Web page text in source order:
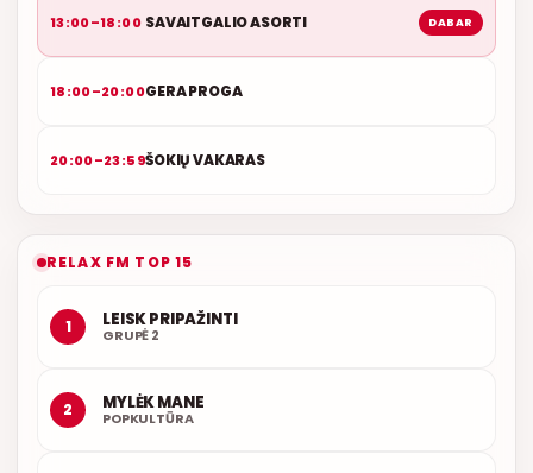
13:00–18:00 SAVAITGALIO ASORTI DABAR
18:00–20:00GERA PROGA
20:00–23:59ŠOKIŲ VAKARAS
RELAX FM TOP 15
1 LEISK PRIPAŽINTI
GRUPĖ 2
2 MYLĖK MANE
POPKULTŪRA